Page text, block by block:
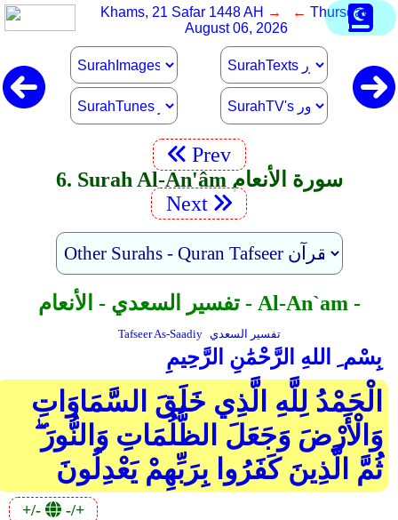
Khams, 21 Safar 1448 AH → ← Thursday,
August 06, 2026
Prev
6. Surah Al-An'âm سورة الأنعام
Next
تفسير السعدي - الأنعام - Al-An`am -
Tafseer As-Saadiy تفسير السعدي
بِسْم ِ اللهِ الرَّحْمَٰنِ الرَّحِيمِ
الْحَمْدُ لِلَّهِ الَّذِي خَلَقَ السَّمَاوَاتِ
وَالْأَرْضَ وَجَعَلَ الظُّلُمَاتِ وَالنُّورَ ۖ
ثُمَّ الَّذِينَ كَفَرُوا بِرَبِّهِمْ يَعْدِلُونَ
+/- -/+